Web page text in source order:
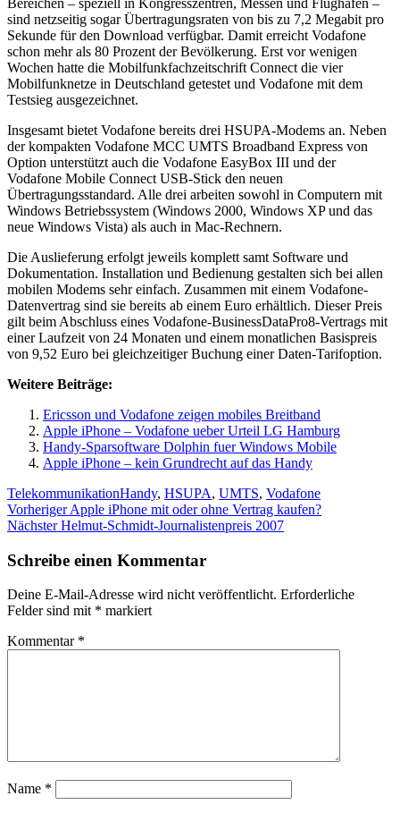
sind netzseitig sogar Übertragungsraten von bis zu 7,2 Megabit pro
Sekunde für den Download verfügbar. Damit erreicht Vodafone
schon mehr als 80 Prozent der Bevölkerung. Erst vor wenigen
Wochen hatte die Mobilfunkfachzeitschrift Connect die vier
Mobilfunknetze in Deutschland getestet und Vodafone mit dem
Testsieg ausgezeichnet.
Insgesamt bietet Vodafone bereits drei HSUPA-Modems an. Neben
der kompakten Vodafone MCC UMTS Broadband Express von
Option unterstützt auch die Vodafone EasyBox III und der
Vodafone Mobile Connect USB-Stick den neuen
Übertragungsstandard. Alle drei arbeiten sowohl in Computern mit
Windows Betriebssystem (Windows 2000, Windows XP und das
neue Windows Vista) als auch in Mac-Rechnern.
Die Auslieferung erfolgt jeweils komplett samt Software und
Dokumentation. Installation und Bedienung gestalten sich bei allen
mobilen Modems sehr einfach. Zusammen mit einem Vodafone-
Datenvertrag sind sie bereits ab einem Euro erhältlich. Dieser Preis
gilt beim Abschluss eines Vodafone-BusinessDataPro8-Vertrags mit
einer Laufzeit von 24 Monaten und einem monatlichen Basispreis
von 9,52 Euro bei gleichzeitiger Buchung einer Daten-Tarifoption.
Weitere Beiträge:
Ericsson und Vodafone zeigen mobiles Breitband
Apple iPhone – Vodafone ueber Urteil LG Hamburg
Handy-Sparsoftware Dolphin fuer Windows Mobile
Apple iPhone – kein Grundrecht auf das Handy
Kategorien
TelekommunikationSchlagwörter
Handy, HSUPA, UMTS, Vodafone
Beitragsnavigation
VorherigerVorheriger
Beitrag:
Apple iPhone mit oder ohne Vertrag kaufen?
NächsterNächster
Helmut-Schmidt-Journalistenpreis 2007
Schreibe einen Kommentar
Deine E-Mail-Adresse wird nicht veröffentlicht. Erforderliche
Felder sind mit * markiert
Kommentar *
Name *